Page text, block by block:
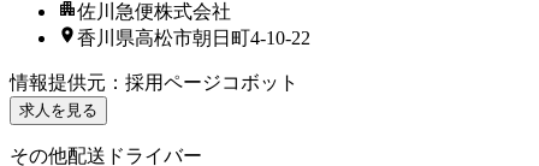
佐川急便株式会社
香川県高松市朝日町4-10-22
情報提供元 ： 採用ページコボット
求人を見る
その他配送ドライバー